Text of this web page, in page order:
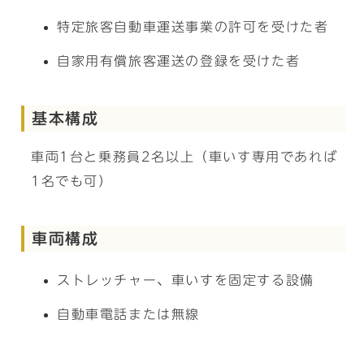
特定旅客自動車運送事業の許可を受けた者
自家用有償旅客運送の登録を受けた者
基本構成
車両1台と乗務員2名以上（車いす専用であれば
1名でも可）
車両構成
ストレッチャー、車いすを固定する設備
自動車電話または無線